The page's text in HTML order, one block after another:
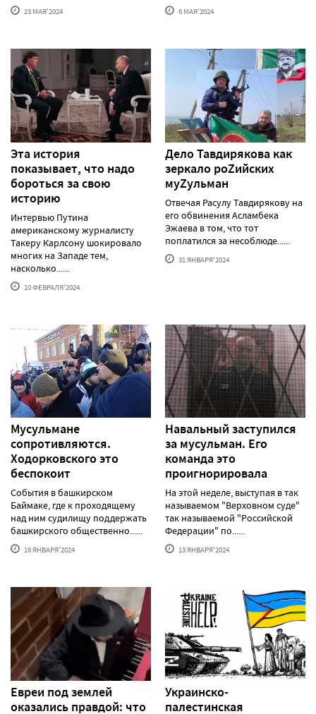
23 МАЯ'2024 6 МАЯ'2024
Эта история
показывает, что надо
бороться за свою
историю
Интервью Путина
американскому журналисту
Такеру Карлсону шокировало
многих на Западе тем,
насколько......
10 ФЕВРАЛЯ'2024
Дело Тавдирякова как
зеркало роZийских
муZульман
Отвечая Расулу Тавдирякову на
его обвинения Асламбека
Эжаева в том, что тот
поплатился за несоблюде......
31 ЯНВАРЯ'2024
Мусульмане
сопротивляются.
Ходорковского это
беспокоит
События в башкирском
Баймаке, где к проходящему
над ним судилищу поддержать
башкирского общественно......
16 ЯНВАРЯ'2024
Навальный заступился
за мусульман. Его
команда это
проигнорировала
На этой неделе, выступая в так
называемом "Верховном суде"
так называемой "Российской
Федерации" по......
13 ЯНВАРЯ'2024
Евреи под землей
оказались правдой: что
Украинско-
палестинская